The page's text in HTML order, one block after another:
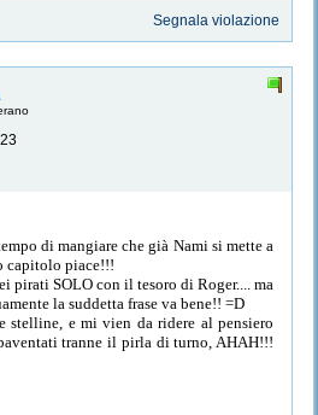
Segnala violazione
di mangiare che già Nami si mette a
capitolo piace!!!
pirati SOLO con il tesoro di Roger.... ma
la suddetta frase va bene!! =D
stelline, e mi vien da ridere al pensiero
tranne il pirla di turno, AHAH!!!